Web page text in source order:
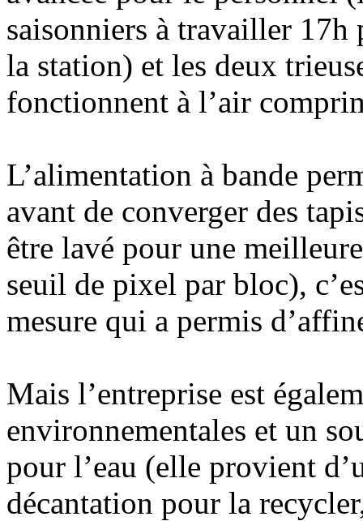
saisonniers à travailler 17h
la station) et les deux
fonctionnent à l’air
L’alimentation à bande
avant de converger des
être lavé pour une
seuil de pixel par bloc),
mesure qui a permis
Mais l’entreprise est
environnementales et un
pour l’eau (elle provient
décantation pour la